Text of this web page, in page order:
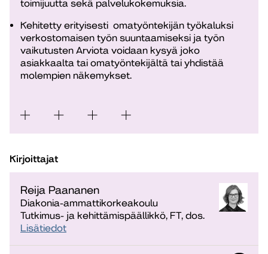
toimijuutta sekä palvelukokemuksia.
Kehitetty erityisesti omatyöntekijän työkaluksi
verkostomaisen työn suuntaamiseksi ja työn
vaikutusten Arviota voidaan kysyä joko
asiakkaalta tai omatyöntekijältä tai yhdistää
molempien näkemykset.
Kirjoittajat
Reija Paananen
Diakonia-ammattikorkeakoulu
Tutkimus- ja kehittämispäällikkö, FT, dos.
Lisätiedot